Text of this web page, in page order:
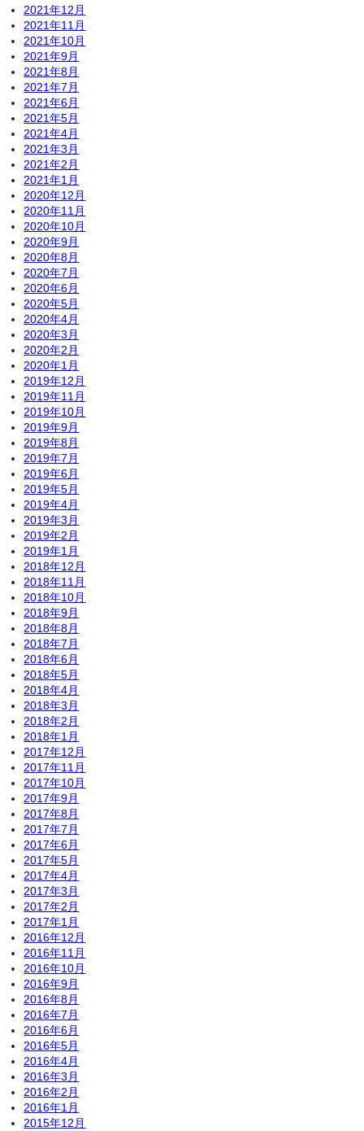
2021年12月
2021年11月
2021年10月
2021年9月
2021年8月
2021年7月
2021年6月
2021年5月
2021年4月
2021年3月
2021年2月
2021年1月
2020年12月
2020年11月
2020年10月
2020年9月
2020年8月
2020年7月
2020年6月
2020年5月
2020年4月
2020年3月
2020年2月
2020年1月
2019年12月
2019年11月
2019年10月
2019年9月
2019年8月
2019年7月
2019年6月
2019年5月
2019年4月
2019年3月
2019年2月
2019年1月
2018年12月
2018年11月
2018年10月
2018年9月
2018年8月
2018年7月
2018年6月
2018年5月
2018年4月
2018年3月
2018年2月
2018年1月
2017年12月
2017年11月
2017年10月
2017年9月
2017年8月
2017年7月
2017年6月
2017年5月
2017年4月
2017年3月
2017年2月
2017年1月
2016年12月
2016年11月
2016年10月
2016年9月
2016年8月
2016年7月
2016年6月
2016年5月
2016年4月
2016年3月
2016年2月
2016年1月
2015年12月